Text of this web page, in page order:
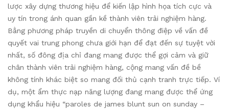
lược xây dựng thương hiệu để kiến lập hình họa tích cực và
uy tín trong ánh quan gần kề thành viên trải nghiệm hàng.
Bằng phương pháp truyền di chuyển thông điệp về vấn đề
quyết vai trung phong chưa giới hạn để đạt đến sự tuyệt vời
nhất, số đông địa chỉ đang mang được thể gợi cảm và giữ
chân thành viên trải nghiệm hàng, cộng mang vấn đề bề
không tính khác biệt so mang đối thủ cạnh tranh trực tiếp. Ví
dụ, một ẩm thực nạp năng lượng đang mang được thể ứng
dụng khẩu hiệu “paroles de james blunt sun on sunday –